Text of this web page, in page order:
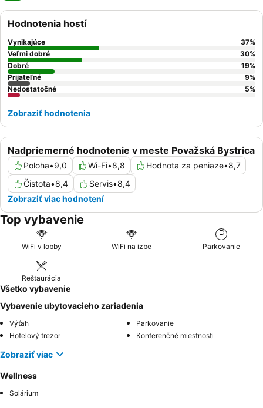
Nadpriemerné hodnotenie v meste Považská Bystrica
Poloha•9,0 Wi-Fi•8,8 Hodnota za peniaze•8,7
Čistota•8,4 Servis•8,4
Zobraziť viac hodnotení
Hodnotenia hostí
Vynikajúce 37%
Veľmi dobré
30%
Dobré
19%
Prijateľné
9%
Nedostatočné
5%
Zobraziť hodnotenia
Top vybavenie
WiFi v lobby WiFi na izbe Parkovanie
Reštaurácia
Všetko vybavenie
Vybavenie ubytovacieho zariadenia
Výťah
Parkovanie
Hotelový trezor
Konferenčné miestnosti
Zobraziť viac
Wellness
Solárium